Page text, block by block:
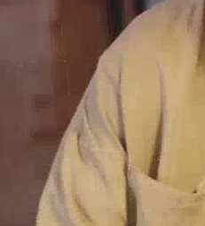
ללמוד אונליין
יסודי תיכון